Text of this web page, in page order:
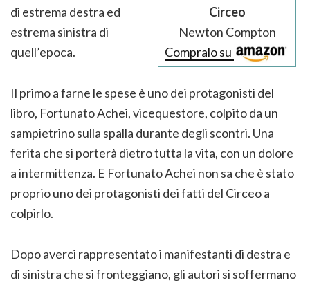
Circeo
Newton Compton
Compralo su
di estrema destra ed
estrema sinistra di
quell’epoca.
Il primo a farne le spese è uno dei protagonisti del
libro, Fortunato Achei, vicequestore, colpito da un
sampietrino sulla spalla durante degli scontri. Una
ferita che si porterà dietro tutta la vita, con un dolore
a intermittenza. E Fortunato Achei non sa che è stato
proprio uno dei protagonisti dei fatti del Circeo a
colpirlo.
Dopo averci rappresentato i manifestanti di destra e
di sinistra che si fronteggiano, gli autori si soffermano